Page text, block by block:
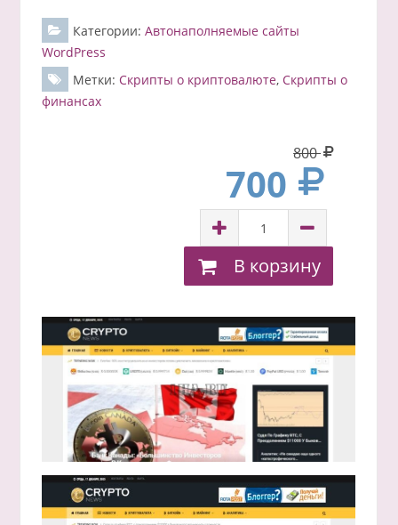
Категории: Автонаполняемые сайты
WordPress
Метки: Скрипты о криптовалюте, Скрипты о
финансах
800
700
В корзину